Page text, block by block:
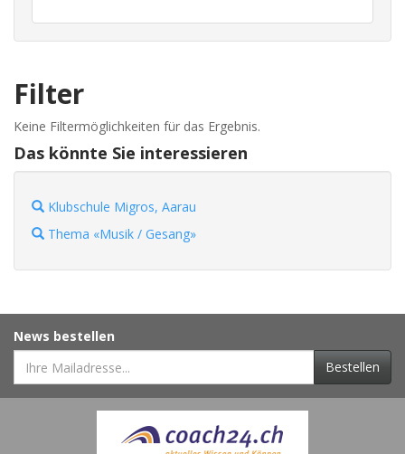
Filter
Keine Filtermöglichkeiten für das Ergebnis.
Das könnte Sie interessieren
Klubschule Migros, Aarau
Thema «Musik / Gesang»
News bestellen
Bestellen